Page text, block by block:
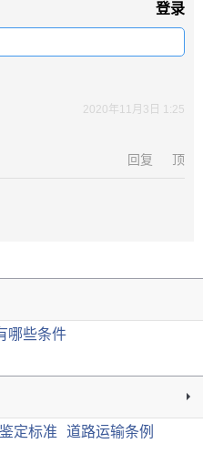
登录
2020年11月3日 1:25
回复 顶
哪些条件
定标准
道路运输条例